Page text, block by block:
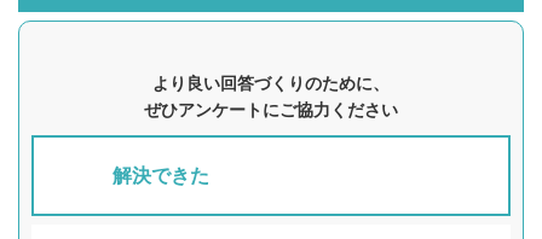
より良い回答づくりのために、
ぜひアンケートにご協力ください
解決できた